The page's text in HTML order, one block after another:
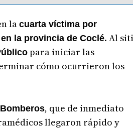
la cuarta víctima por
la provincia de Coclé. Al
para iniciar las
cómo ocurrieron los
, que de inmediato
llegaron rápido y